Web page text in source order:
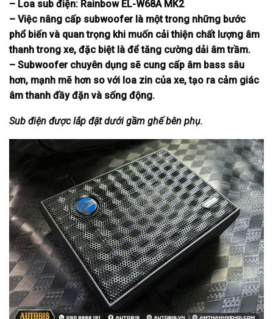
– Loa sub điện: Rainbow EL-W68A MK2
– Việc nâng cấp subwoofer là một trong những bước
phổ biến và quan trọng khi muốn cải thiện chất lượng âm
thanh trong xe, đặc biệt là để tăng cường dải âm trầm.
– Subwoofer chuyên dụng sẽ cung cấp âm bass sâu
hơn, mạnh mẽ hơn so với loa zin của xe, tạo ra cảm giác
âm thanh đầy đặn và sống động.
Sub điện được lắp đặt dưới gầm ghế bên phụ.